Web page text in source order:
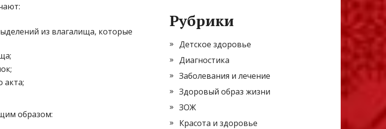
из влагалища, которые
акта;
образом:
Рубрики
Детское здоровье
Диагностика
Заболевания и лечение
Здоровый образ жизни
ЗОЖ
Красота и здоровье